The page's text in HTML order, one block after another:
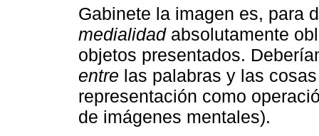
Gabinete la imagen es, para
medialidadabsolutamente
objetos presentados.
entre las palabras y las
representación como
de imágenes mentales).